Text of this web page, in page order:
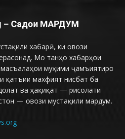
– Садои МАРДУМ
хабарӣ, ки овози
Мо танҳо хабарҳои
муҳими ҷамъиятиро
махфият нисбат ба
ва ҳақиқат — рисолати
— овози мустақили мардум.